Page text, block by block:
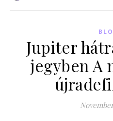
Jupiter
jegyben A